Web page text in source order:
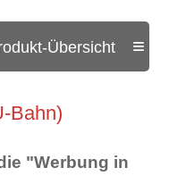
Übersicht ≡
Bahn)
"Werbung in